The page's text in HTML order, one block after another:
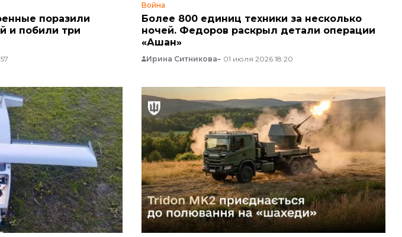
поразили
и побили три
Война
Более 800 единиц техники за несколько
ночей. Федоров раскрыл детали операции
«Ашан»
Ирина Ситникова 01 июля 2026 18:20